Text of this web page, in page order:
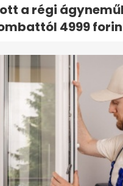
a régi
4999